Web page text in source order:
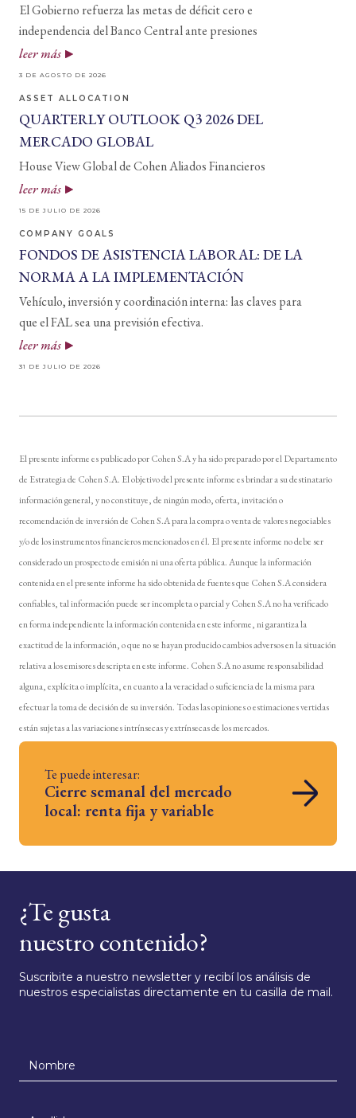
El Gobierno refuerza las metas de déficit cero e
independencia del Banco Central ante presiones
leer más
3 DE AGOSTO DE 2026
ASSET ALLOCATION
QUARTERLY OUTLOOK Q3 2026 DEL
MERCADO GLOBAL
House View Global de Cohen Aliados Financieros
leer más
15 DE JULIO DE 2026
COMPANY GOALS
FONDOS DE ASISTENCIA LABORAL: DE LA
NORMA A LA IMPLEMENTACIÓN
Vehículo, inversión y coordinación interna: las claves para
que el FAL sea una previsión efectiva.
leer más
31 DE JULIO DE 2026
El presente informe es publicado por Cohen S.A y ha sido preparado por el Departamento
de Estrategia de Cohen S.A. El objetivo del presente informe es brindar a su destinatario
información general, y no constituye, de ningún modo, oferta, invitación o
recomendación de inversión de Cohen S.A para la compra o venta de valores negociables
y/o de los instrumentos financieros mencionados en él. El presente informe no debe ser
considerado un prospecto de emisión ni una oferta pública. Aunque la información
contenida en el presente informe ha sido obtenida de fuentes que Cohen S.A considera
confiables, tal información puede ser incompleta o parcial y Cohen S.A no ha verificado
en forma independiente la información contenida en este informe, ni garantiza la
exactitud de la información, o que no se hayan producido cambios adversos en la situación
relativa a los emisores descripta en este informe. Cohen S.A no asume responsabilidad
alguna, explícita o implícita, en cuanto a la veracidad o suficiencia de la misma para
efectuar la toma de decisión de su inversión. Todas las opiniones o estimaciones vertidas
están sujetas a las variaciones intrínsecas y extrínsecas de los mercados.
Te puede interesar:
Cierre semanal del mercado
local: renta fija y variable
¿Te gusta
nuestro contenido?
Suscribite a nuestro newsletter y recibí los análisis de
nuestros especialistas directamente en tu casilla de mail.